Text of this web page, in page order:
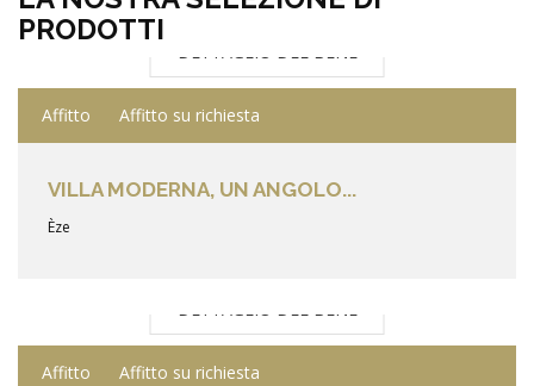
PRODOTTI
DETTAGLIO DEL BENE
Affitto Affitto su richiesta
VILLA MODERNA, UN ANGOLO...
Èze
DETTAGLIO DEL BENE
Affitto Affitto su richiesta